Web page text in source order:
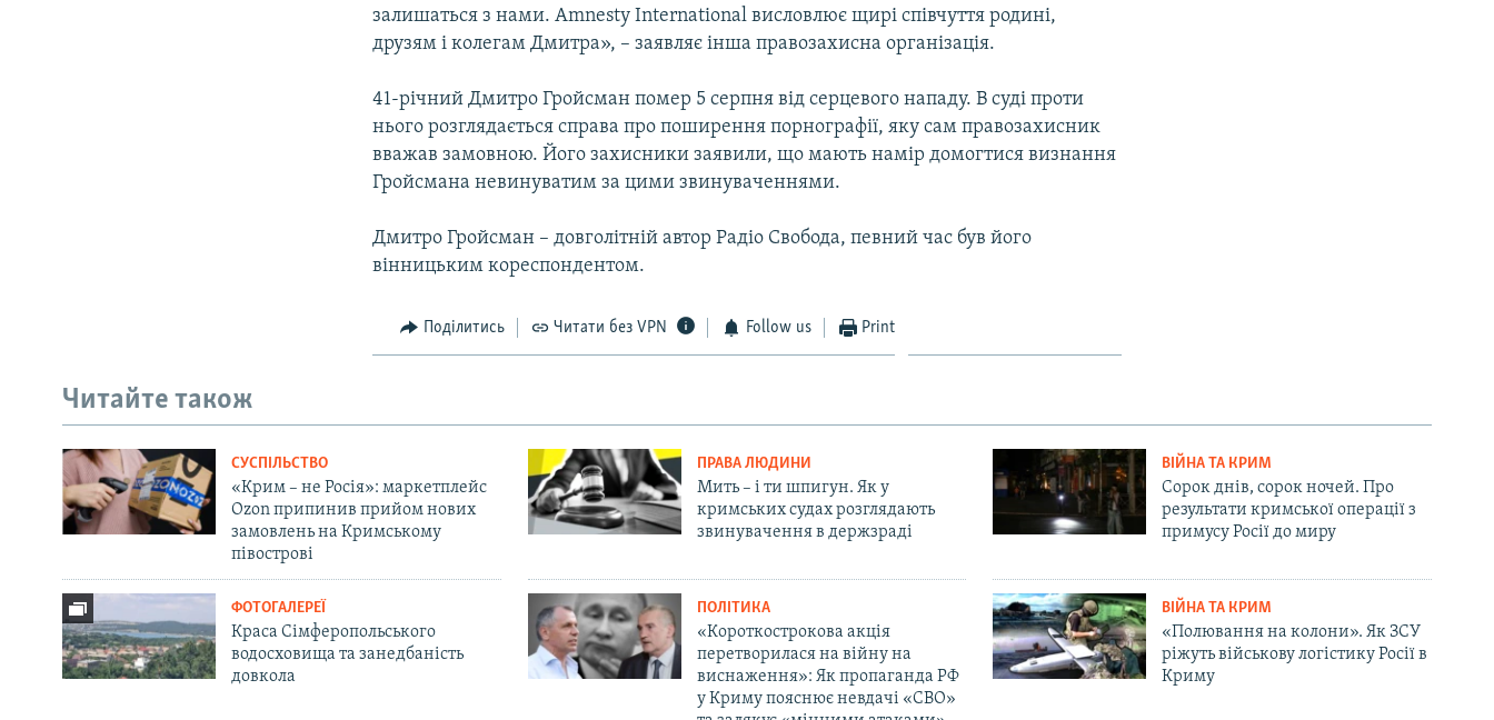
залишаться з нами. Amnesty International висловлює щирі співчуття родині,
друзям і колегам Дмитра», – заявляє інша правозахисна організація.
41-річний Дмитро Гройсман помер 5 серпня від серцевого нападу. В суді проти
нього розглядається справа про поширення порнографії, яку сам правозахисник
вважав замовною. Його захисники заявили, що мають намір домогтися визнання
Гройсмана невинуватим за цими звинуваченнями.
Дмитро Гройсман – довголітній автор Радіо Свобода, певний час був його
вінницьким кореспондентом.
Поділитись Читати без VPN Follow us Print
Читайте також
СУСПІЛЬСТВО
«Крим – не Росія»: маркетплейс
Ozon припинив прийом нових
замовлень на Кримському
півострові
ПРАВА ЛЮДИНИ
Мить – і ти шпигун. Як у
кримських судах розглядають
звинувачення в держзраді
ВІЙНА ТА КРИМ
Сорок днів, сорок ночей. Про
результати кримської операції з
примусу Росії до миру
ФОТОГАЛЕРЕЇ
Краса Сімферопольського
водосховища та занедбаність
довкола
ПОЛІТИКА
«Короткострокова акція
перетворилася на війну на
виснаження»: Як пропаганда РФ
у Криму пояснює невдачі «СВО»
ВІЙНА ТА КРИМ
«Полювання на колони». Як ЗСУ
ріжуть військову логістику Росії в
Криму